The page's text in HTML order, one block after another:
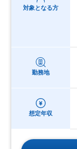
対象となる方
勤務地
想定年収